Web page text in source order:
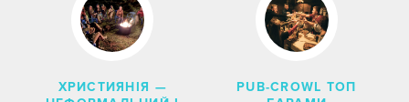
ХРИСТИЯНІЯ —
PUB-CROWL ТОП